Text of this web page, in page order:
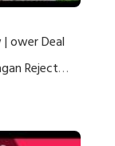
ower Deal
Rejects